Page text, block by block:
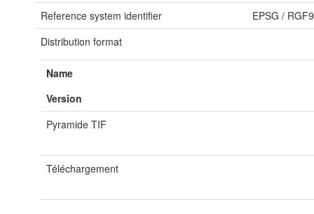
Reference system identifier EPSG /
Distribution format
Name
Version
Pyramide TIF
Téléchargement